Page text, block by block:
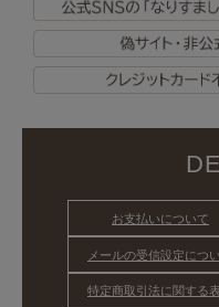
お支払いについて
メールの受信設定につ
特定商取引法に関する